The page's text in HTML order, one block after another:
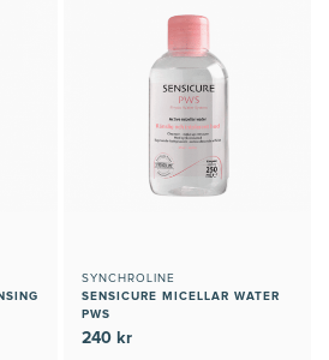
SYNCHROLINE
SENSICURE MICELLAR WATER
PWS
240 kr